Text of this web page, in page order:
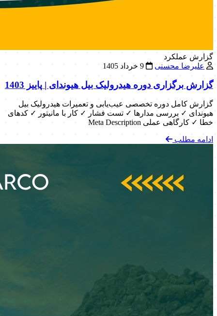
گزارش عملکرد
علیرضا محسنی
9 خرداد 1405
گزارش برگزاری دوره هیدرولیک بیل هیوندای | پاییز 1403
گزارش کامل دوره تخصصی عیب‌یابی و تعمیرات هیدرولیک بیل
هیوندای ✓ بررسی مدارها ✓ تست فشار ✓ کار با مانیتور ✓ کدهای
خطا ✓ کارگاهی عملی Meta Description
ادامه مطلب